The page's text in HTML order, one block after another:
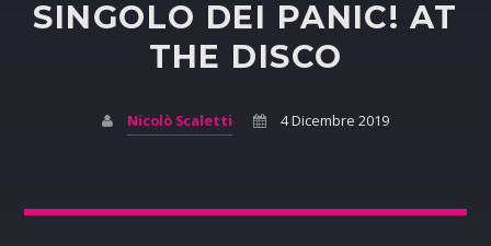
SINGOLO DEI PANIC! AT
THE DISCO
Nicolò Scaletti 4 Dicembre 2019